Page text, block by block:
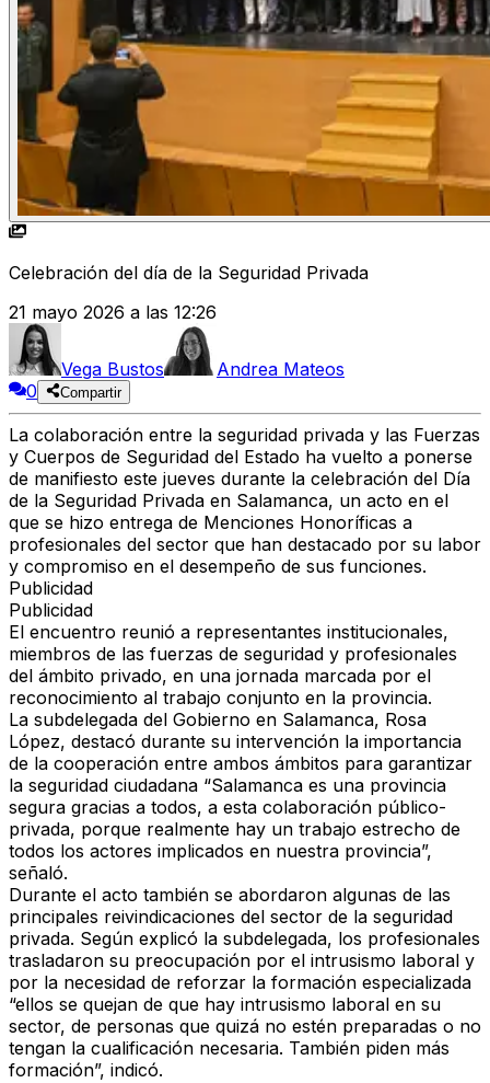
Celebración del día de la Seguridad Privada
21 mayo 2026 a las 12:26
Vega Bustos
Andrea Mateos
0
Compartir
La colaboración entre la seguridad privada y las Fuerzas
y Cuerpos de Seguridad del Estado ha vuelto a ponerse
de manifiesto este jueves durante la celebración del Día
de la Seguridad Privada en Salamanca, un acto en el
que se hizo entrega de Menciones Honoríficas a
profesionales del sector que han destacado por su labor
y compromiso en el desempeño de sus funciones.
Publicidad
Publicidad
El encuentro reunió a representantes institucionales,
miembros de las fuerzas de seguridad y profesionales
del ámbito privado, en una jornada marcada por el
reconocimiento al trabajo conjunto en la provincia.
La subdelegada del Gobierno en Salamanca, Rosa
López, destacó durante su intervención la importancia
de la cooperación entre ambos ámbitos para garantizar
la seguridad ciudadana “Salamanca es una provincia
segura gracias a todos, a esta colaboración público-
privada, porque realmente hay un trabajo estrecho de
todos los actores implicados en nuestra provincia”,
señaló.
Durante el acto también se abordaron algunas de las
principales reivindicaciones del sector de la seguridad
privada. Según explicó la subdelegada, los profesionales
trasladaron su preocupación por el intrusismo laboral y
por la necesidad de reforzar la formación especializada
“ellos se quejan de que hay intrusismo laboral en su
sector, de personas que quizá no estén preparadas o no
tengan la cualificación necesaria. También piden más
formación”, indicó.